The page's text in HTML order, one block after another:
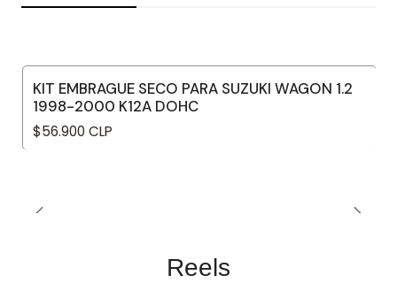
KIT EMBRAGUE SECO PARA SUZUKI WAGON 1.2
1998-2000 K12A DOHC
$56.900 CLP
Reels